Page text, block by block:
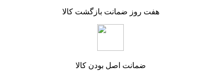
هفت روز ضمانت بازگشت کالا
ضمانت اصل بودن کالا